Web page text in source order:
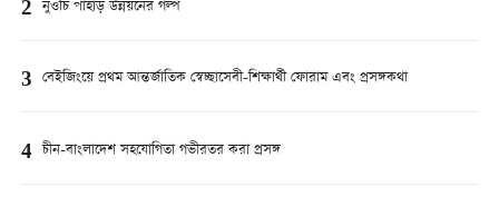
2 নুওচি পাহাড় উন্নয়নের গল্প
3 বেইজিংয়ে প্রথম আন্তর্জাতিক স্বেচ্ছাসেবী-শিক্ষার্থী ফোরাম এবং প্রসঙ্গকথা
4 চীন-বাংলাদেশ সহযোগিতা গভীরতর করা প্রসঙ্গ